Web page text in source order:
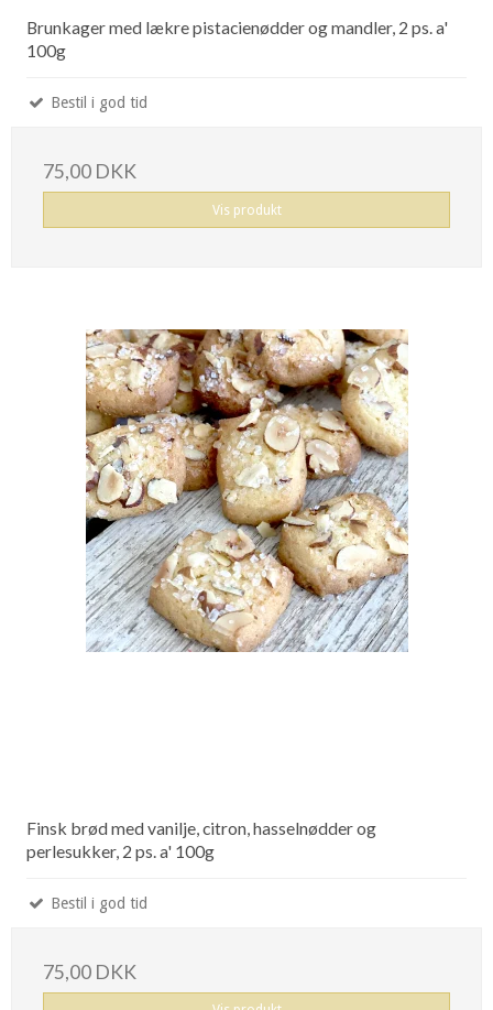
Brunkager med lækre pistacienødder og mandler, 2 ps. a'
100g
Bestil i god tid
75,00 DKK
Vis produkt
Finsk brød med vanilje, citron, hasselnødder og
perlesukker, 2 ps. a' 100g
Bestil i god tid
75,00 DKK